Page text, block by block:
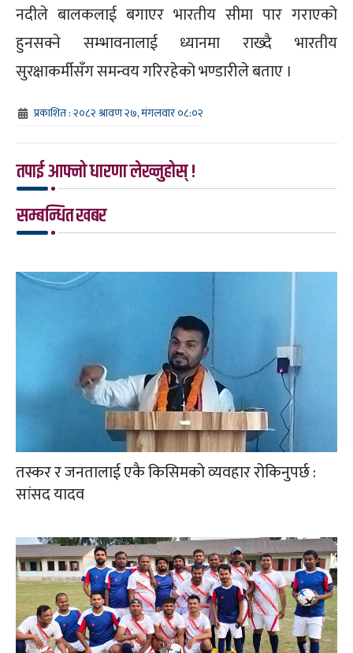
नदीले बालकलाई बगाएर भारतीय सीमा पार गराएको
हुनसक्ने सम्भावनालाई ध्यानमा राख्दै भारतीय
सुरक्षाकर्मीसँग समन्वय गरिरहेको भण्डारीले बताए ।
प्रकाशित : २०८२ श्रावण २७, मंगलवार ०८:०२
तपाई आफ्नो धारणा लेख्नुहोस् !
सम्बन्धित खबर
तस्कर र जनतालाई एकै किसिमको व्यवहार रोकिनुपर्छ :
सांसद यादव